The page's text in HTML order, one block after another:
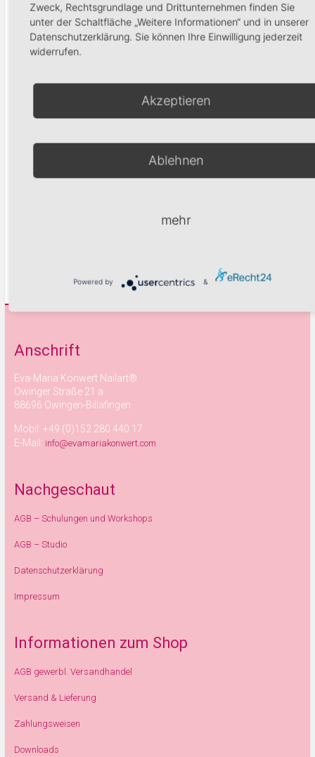
Produktsuche
Anschrift
Eva-Maria Konwert Nailart®
Owinger Straße 21 a
88696 Owingen-Billafingen
Mobil: +49 (0)152 280 440 17
E-Mail: info@evamariakonwert.com
Nachgeschaut
AGB – Schulungen und Workshops
AGB – Studio
Datenschutzerklärung
Impressum
Informationen zum Shop
AGB gewerbl. Versandhandel
Versand & Lieferung
Zahlungsweisen
Downloads
Zweck, Rechtsgrundlage und Drittunternehmen finden Sie
unter der Schaltfläche „Weitere Informationen“ und in unserer
Datenschutzerklärung. Sie können Ihre Einwilligung jederzeit
widerrufen.
Akzeptieren
Ablehnen
mehr
Powered by &